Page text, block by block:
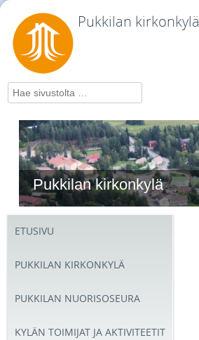
Pukkilan kirkonkylä
Hae
Pukkilan kirkonkylä
ETUSIVU
PUKKILAN KIRKONKYLÄ
PUKKILAN NUORISOSEURA
KYLÄN TOIMIJAT JA AKTIVITEETIT